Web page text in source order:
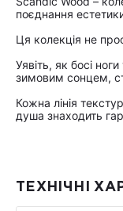
поєднання
Ця колекція не
Уявіть, як босі
зимовим сонцем,
Кожна лінія
душа знаходить
ТЕХНІЧНІ